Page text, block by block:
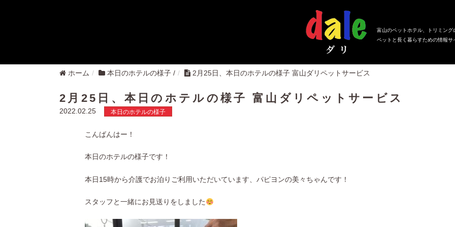
富山のペットホテル、トリミング
ペットと長く暮らすための情報サ
ホーム 本日のホテルの様子 / 2月25日、本日のホテルの様子 富山ダリペットサービス
2月25日、本日のホテルの様子 富山ダリペットサービス
2022.02.25 本日のホテルの様子
こんばんはー！
本日のホテルの様子です！
本日15時から介護でお泊りご利用いただいています、パピヨンの美々ちゃんです！
スタッフと一緒にお見送りをしました